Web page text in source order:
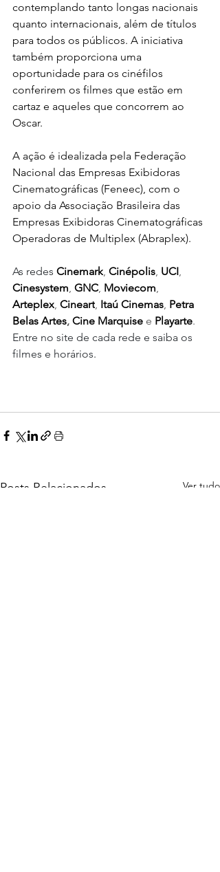
contemplando tanto longas nacionais
quanto internacionais, além de títulos
para todos os públicos. A iniciativa
também proporciona uma
oportunidade para os cinéfilos
conferirem os filmes que estão em
cartaz e aqueles que concorrem ao
Oscar.
A ação é idealizada pela Federação
Nacional das Empresas Exibidoras
Cinematográficas (Feneec), com o
apoio da Associação Brasileira das
Empresas Exibidoras Cinematográficas
Operadoras de Multiplex (Abraplex).
As redes Cinemark, Cinépolis, UCI,
Cinesystem, GNC, Moviecom,
Arteplex, Cineart, Itaú Cinemas, Petra
Belas Artes, Cine Marquise e Playarte.
Entre no site de cada rede e saiba os
filmes e horários.
Posts Relacionados Ver tudo